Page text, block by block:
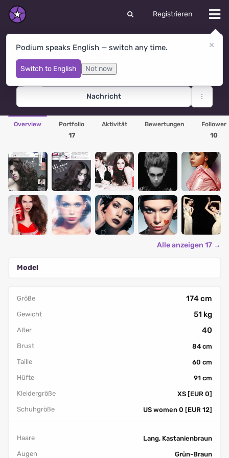
Registrieren
Podium speaks English — switch any time.
Switch to English Not now
Анна Конькова
Nowosibirsk· Russland
Nachricht
Overview Portfolio
17
Aktivität Bewertungen Follower
10
Alle anzeigen 17 →
Model
Größe 174 cm
Gewicht 51 kg
Alter 40
Brust
84 cm
Taille
60 cm
Hüfte
91 cm
Kleidergröße
XS [EUR 0]
Schuhgröße
US women 0 [EUR 12]
Haare
Lang, Kastanienbraun
Augen
Grün-Braun